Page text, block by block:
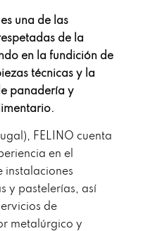
una de las
de la
en la fundición de
técnicas y la
panadería y
FELINO cuenta
en el
instalaciones
y pastelerías, así
de
metalúrgico y